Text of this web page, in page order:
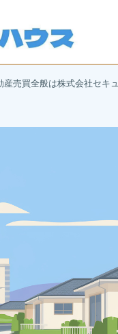
売買全般は株式会社セキ